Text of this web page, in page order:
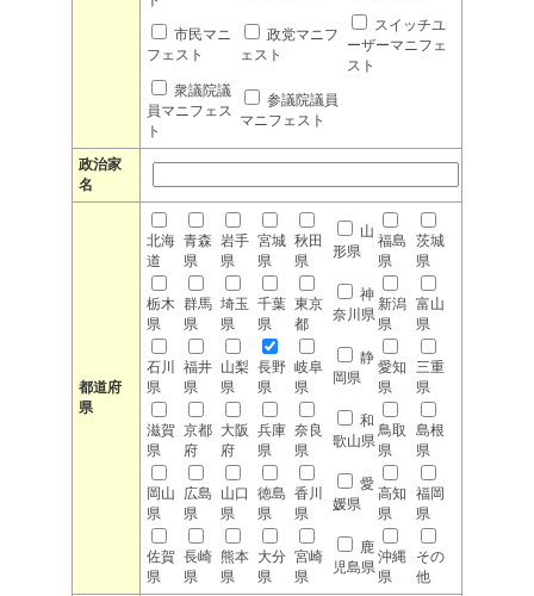
市民マニ
フェスト
政党マニフ
ェスト
スイッチユ
ーザーマニフェ
スト
衆議院議
員マニフェス
ト
参議院議員
マニフェスト
政治家
名
都道府
県
北海
道
青森
県
岩手
県
宮城
県
秋田
県
山
形県
福島
県
茨城
県
栃木
県
群馬
県
埼玉
県
千葉
県
東京
都
神
奈川県
新潟
県
富山
県
石川
県
福井
県
山梨
県
長野
県
岐阜
県
静
岡県
愛知
県
三重
県
滋賀
県
京都
府
大阪
府
兵庫
県
奈良
県
和
歌山県
鳥取
県
島根
県
岡山
県
広島
県
山口
県
徳島
県
香川
県
愛
媛県
高知
県
福岡
県
佐賀
県
長崎
県
熊本
県
大分
県
宮崎
県
鹿
児島県
沖縄
県
その
他